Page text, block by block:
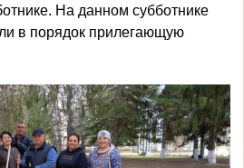
. На данном субботнике
в порядок прилегающую